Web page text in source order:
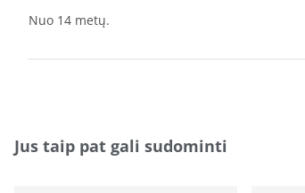
Nuo 14 metų.
Jus taip pat gali sudominti